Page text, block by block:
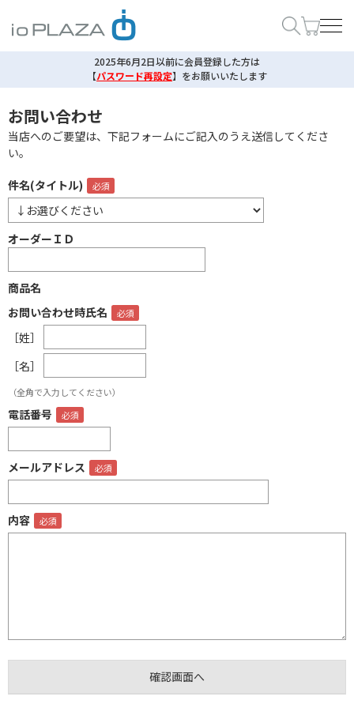
2025年6月2日以前に会員登録した方は
【パスワード再設定】 をお願いいたします
お問い合わせ
当店へのご要望は、下記フォームにご記入のうえ送信してくださ
い。
件名(タイトル)
オーダーＩＤ
商品名
お問い合わせ時氏名
［姓］
［名］
（全角で入力してください）
電話番号
メールアドレス
内容